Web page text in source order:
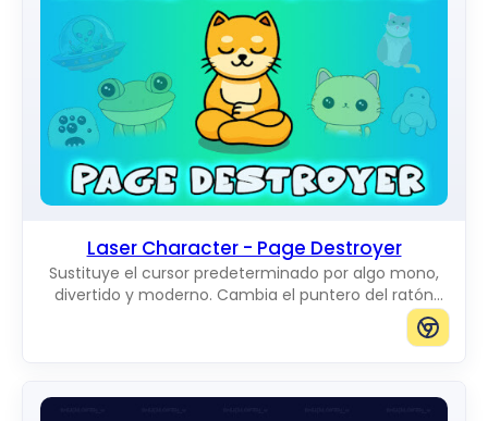
Laser Character - Page Destroyer
Sustituye el cursor predeterminado por algo mono,
divertido y moderno. Cambia el puntero del ratón